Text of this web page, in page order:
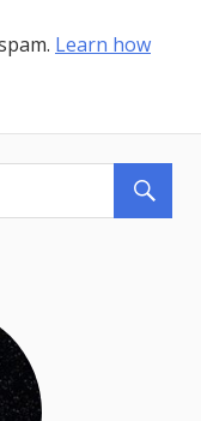
Learn how